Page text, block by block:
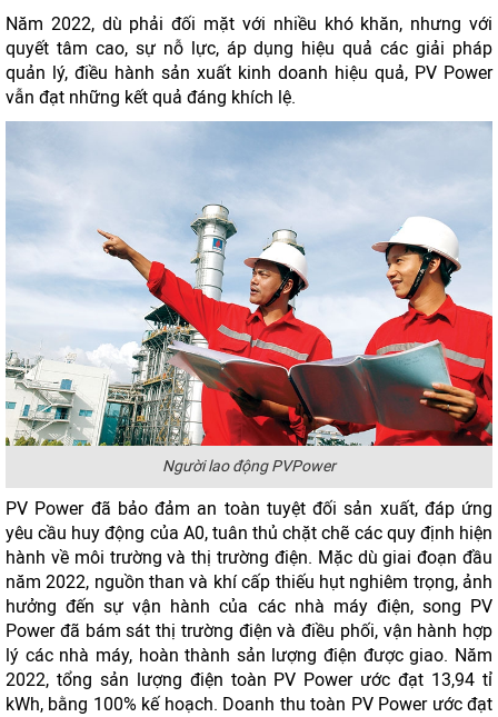
Năm 2022, dù phải đối mặt với nhiều khó khăn, nhưng với
quyết tâm cao, sự nỗ lực, áp dụng hiệu quả các giải pháp
quản lý, điều hành sản xuất kinh doanh hiệu quả, PV Power
vẫn đạt những kết quả đáng khích lệ.
Người lao động PVPower
PV Power đã bảo đảm an toàn tuyệt đối sản xuất, đáp ứng
yêu cầu huy động của A0, tuân thủ chặt chẽ các quy định hiện
hành về môi trường và thị trường điện. Mặc dù giai đoạn đầu
năm 2022, nguồn than và khí cấp thiếu hụt nghiêm trọng, ảnh
hưởng đến sự vận hành của các nhà máy điện, song PV
Power đã bám sát thị trường điện và điều phối, vận hành hợp
lý các nhà máy, hoàn thành sản lượng điện được giao. Năm
2022, tổng sản lượng điện toàn PV Power ước đạt 13,94 tỉ
kWh, bằng 100% kế hoạch. Doanh thu toàn PV Power ước đạt